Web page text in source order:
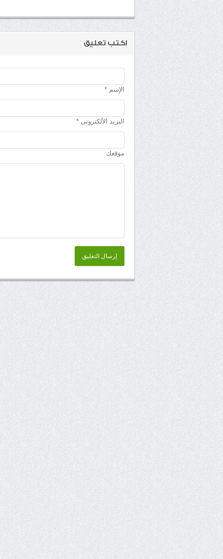
اكتب تعليق
الإسم *
البريد الألكترونى *
موقعك
إرسال التعليق